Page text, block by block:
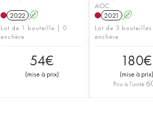
2022 A
Lot de 1 bouteille | 0
enchère
54€
(mise à prix)
AOC
2021
A
Lot de 3
enchère
180€
(mise à prix)
Prix à l'unité